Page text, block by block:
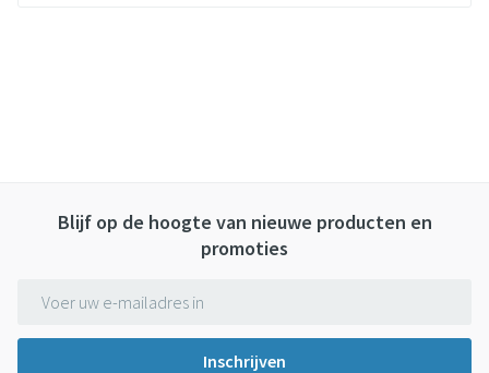
Blijf op de hoogte van nieuwe producten en
promoties
Inschrijven